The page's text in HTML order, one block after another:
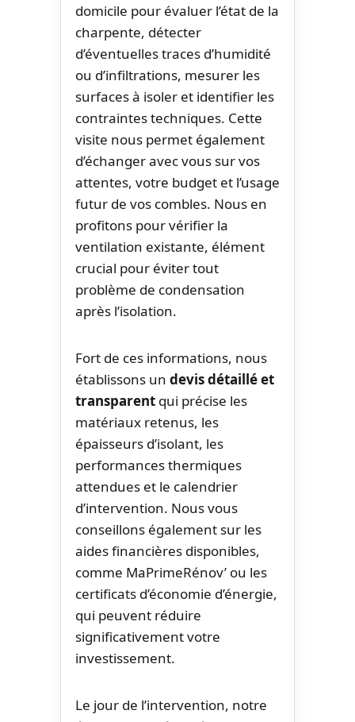
domicile pour évaluer l’état de la
charpente, détecter
d’éventuelles traces d’humidité
ou d’infiltrations, mesurer les
surfaces à isoler et identifier les
contraintes techniques. Cette
visite nous permet également
d’échanger avec vous sur vos
attentes, votre budget et l’usage
futur de vos combles. Nous en
profitons pour vérifier la
ventilation existante, élément
crucial pour éviter tout
problème de condensation
après l’isolation.
Fort de ces informations, nous
établissons un devis détaillé et
transparent qui précise les
matériaux retenus, les
épaisseurs d’isolant, les
performances thermiques
attendues et le calendrier
d’intervention. Nous vous
conseillons également sur les
aides financières disponibles,
comme MaPrimeRénov’ ou les
certificats d’économie d’énergie,
qui peuvent réduire
significativement votre
investissement.
Le jour de l’intervention, notre